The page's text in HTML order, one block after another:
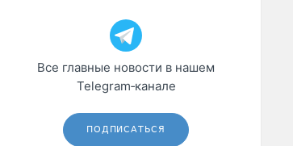
Все главные новости в нашем
Telegram‑канале
ПОДПИСАТЬСЯ